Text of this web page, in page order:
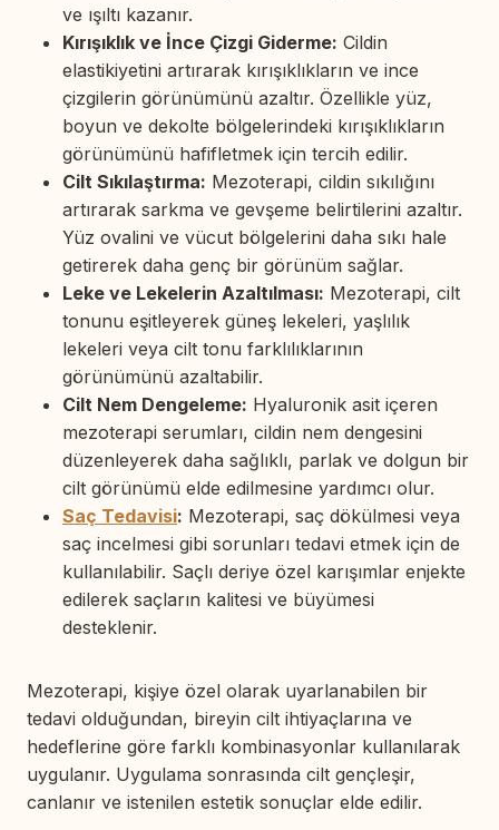
ve ışıltı kazanır.
Kırışıklık ve İnce Çizgi Giderme: Cildin
elastikiyetini artırarak kırışıklıkların ve ince
çizgilerin görünümünü azaltır. Özellikle yüz,
boyun ve dekolte bölgelerindeki kırışıklıkların
görünümünü hafifletmek için tercih edilir.
Cilt Sıkılaştırma: Mezoterapi, cildin sıkılığını
artırarak sarkma ve gevşeme belirtilerini azaltır.
Yüz ovalini ve vücut bölgelerini daha sıkı hale
getirerek daha genç bir görünüm sağlar.
Leke ve Lekelerin Azaltılması: Mezoterapi, cilt
tonunu eşitleyerek güneş lekeleri, yaşlılık
lekeleri veya cilt tonu farklılıklarının
görünümünü azaltabilir.
Cilt Nem Dengeleme: Hyaluronik asit içeren
mezoterapi serumları, cildin nem dengesini
düzenleyerek daha sağlıklı, parlak ve dolgun bir
cilt görünümü elde edilmesine yardımcı olur.
Saç Tedavisi: Mezoterapi, saç dökülmesi veya
saç incelmesi gibi sorunları tedavi etmek için de
kullanılabilir. Saçlı deriye özel karışımlar enjekte
edilerek saçların kalitesi ve büyümesi
desteklenir.
Mezoterapi, kişiye özel olarak uyarlanabilen bir
tedavi olduğundan, bireyin cilt ihtiyaçlarına ve
hedeflerine göre farklı kombinasyonlar kullanılarak
uygulanır. Uygulama sonrasında cilt gençleşir,
canlanır ve istenilen estetik sonuçlar elde edilir.